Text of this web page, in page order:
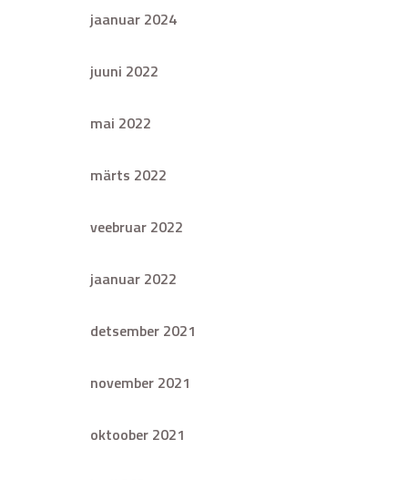
jaanuar 2024
juuni 2022
mai 2022
märts 2022
veebruar 2022
jaanuar 2022
detsember 2021
november 2021
oktoober 2021